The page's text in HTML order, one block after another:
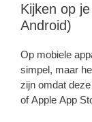
Kijken op
Android)
Op mobiele
simpel, maar
zijn omdat
of Apple App